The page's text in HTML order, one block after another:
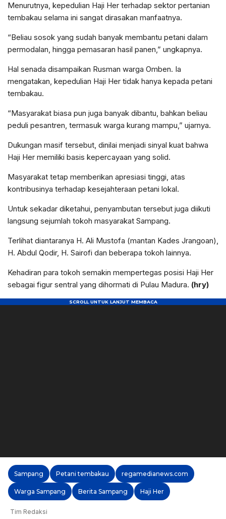
Menurutnya, kepedulian Haji Her terhadap sektor pertanian
tembakau selama ini sangat dirasakan manfaatnya.
“Beliau sosok yang sudah banyak membantu petani dalam
permodalan, hingga pemasaran hasil panen,” ungkapnya.
Hal senada disampaikan Rusman warga Omben. Ia
mengatakan, kepedulian Haji Her tidak hanya kepada petani
tembakau.
“Masyarakat biasa pun juga banyak dibantu, bahkan beliau
peduli pesantren, termasuk warga kurang mampu,” ujarnya.
Dukungan masif tersebut, dinilai menjadi sinyal kuat bahwa
Haji Her memiliki basis kepercayaan yang solid.
Masyarakat tetap memberikan apresiasi tinggi, atas
kontribusinya terhadap kesejahteraan petani lokal.
Untuk sekadar diketahui, penyambutan tersebut juga diikuti
langsung sejumlah tokoh masyarakat Sampang.
Terlihat diantaranya H. Ali Mustofa (mantan Kades Jrangoan),
H. Abdul Qodir, H. Sairofi dan beberapa tokoh lainnya.
Kehadiran para tokoh semakin mempertegas posisi Haji Her
sebagai figur sentral yang dihormati di Pulau Madura. (hry)
Sampang Petani tembakau regamedianews.com
Warga Sampang Berita Sampang Haji Her
Tim Redaksi